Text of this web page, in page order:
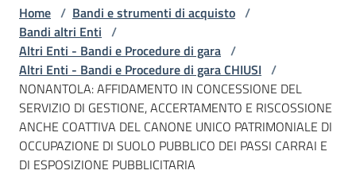
telematici
L'Agenzia
Bandi
e
Home / Bandi e strumenti di acquisto /
Bandi altri Enti /
Altri Enti - Bandi e Procedure di gara /
Altri Enti - Bandi e Procedure di gara CHIUSI /
NONANTOLA: AFFIDAMENTO IN CONCESSIONE DEL
SERVIZIO DI GESTIONE, ACCERTAMENTO E RISCOSSIONE
ANCHE COATTIVA DEL CANONE UNICO PATRIMONIALE DI
OCCUPAZIONE DI SUOLO PUBBLICO DEI PASSI CARRAI E
DI ESPOSIZIONE PUBBLICITARIA